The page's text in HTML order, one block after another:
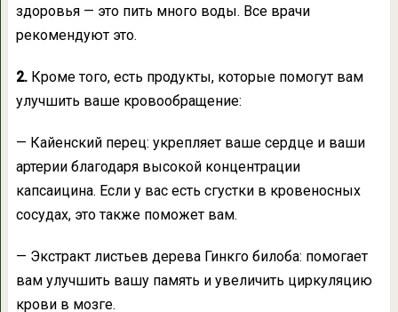
здоровья — это пить много воды. Все врачи
рекомендуют это.
2.Кроме того, есть продукты, которые помогут вам
улучшить ваше кровообращение:
— Кайенский перец: укрепляет ваше сердце и ваши
артерии благодаря высокой концентрации
капсаицина. Если у вас есть сгустки в кровеносных
сосудах, это также поможет вам.
— Экстракт листьев дерева Гинкго билоба: помогает
вам улучшить вашу память и увеличить циркуляцию
крови в мозге.